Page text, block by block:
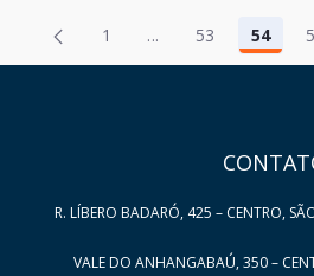
Entradas
Entradas
Página
1 ...Páginas
Página
Página
Página
Página
Página
53 54
Página
56
Página
Página
61
Página
62
R. LÍBERO BADARÓ, 425 – CENTRO,
VALE DO ANHANGABAÚ, 350 –